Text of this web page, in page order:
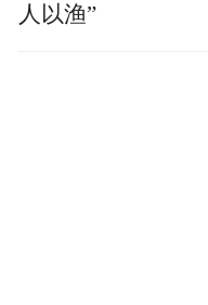
人以渔”